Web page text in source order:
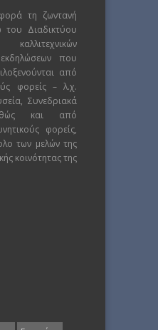
τη ζωντανή
Διαδικτύου
που
από
φορείς – λ.χ.
Συνεδριακά
και από
φορείς,
των μελών της
κοινότητας της